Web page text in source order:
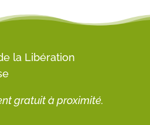
la Libération
gratuit à proximité.